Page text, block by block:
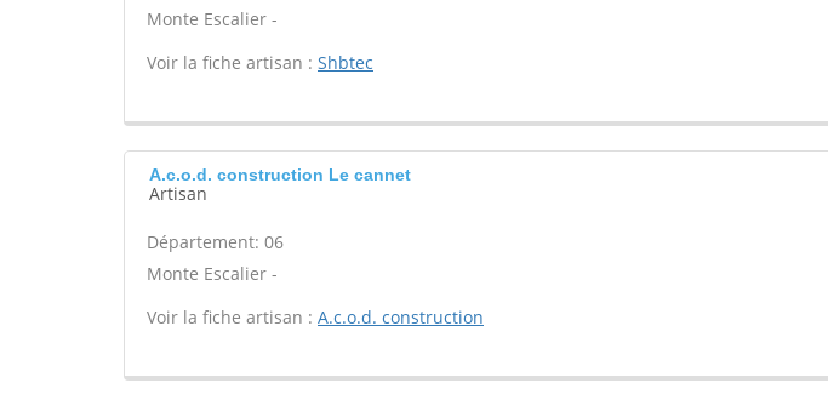
Monte Escalier -
Voir la fiche artisan : Shbtec
A.c.o.d. construction Le cannet
Artisan
Département: 06
Monte Escalier -
Voir la fiche artisan : A.c.o.d. construction